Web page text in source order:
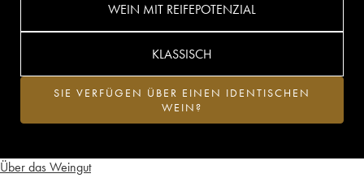
Über das Weingut
WEIN MIT REIFEPOTENZIAL
KLASSISCH
SIE VERFÜGEN ÜBER EINEN IDENTISCHEN
WEIN?